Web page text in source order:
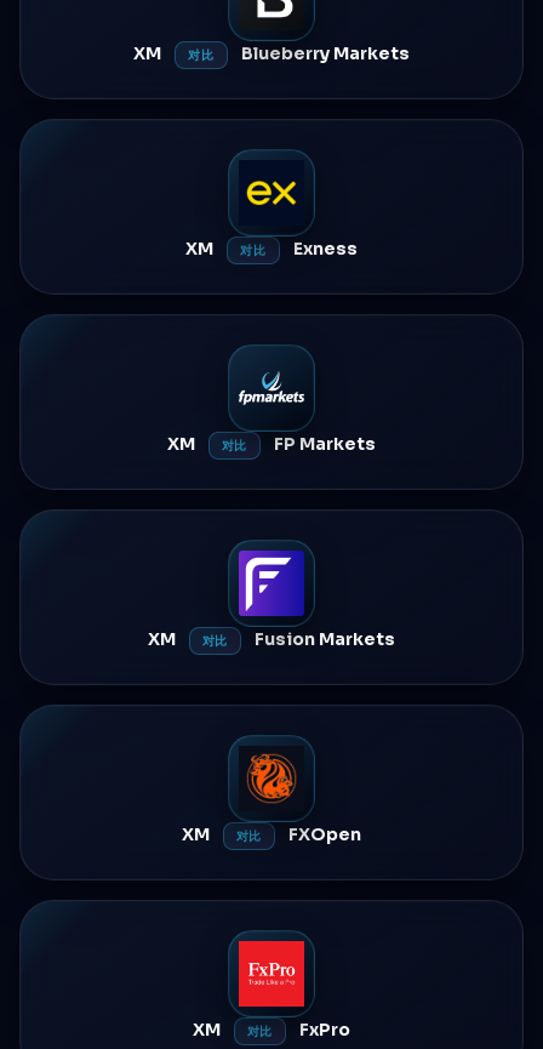
XM 对比 Blueberry Markets
XM 对比 Exness
XM 对比 FP Markets
XM 对比 Fusion Markets
XM 对比 FXOpen
XM 对比 FxPro